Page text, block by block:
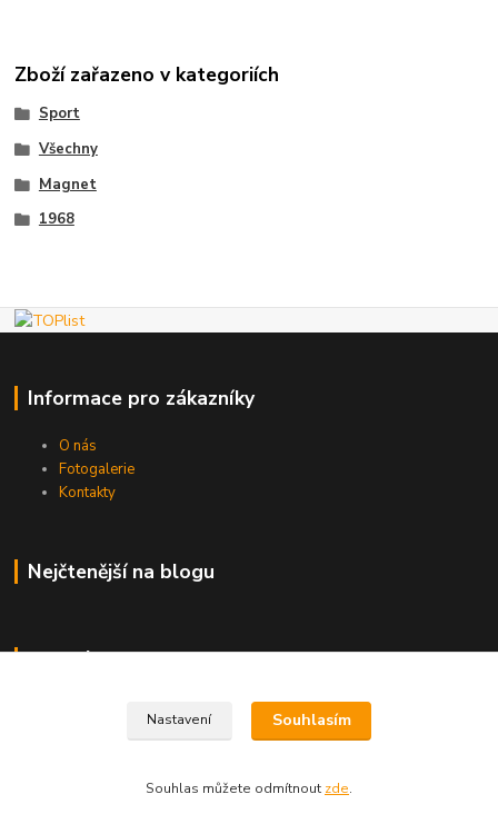
Zboží zařazeno v kategoriích
Sport
Všechny
Magnet
1968
Informace pro zákazníky
O nás
Fotogalerie
Kontakty
Nejčtenější na blogu
Kde nás najdete
Nastavení Souhlasím
Souhlas můžete odmítnout zde.